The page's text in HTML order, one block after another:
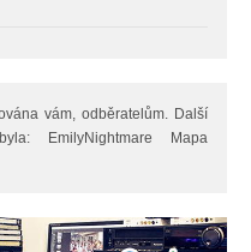
vám, odběratelům. Další
EmilyNightmare Mapa